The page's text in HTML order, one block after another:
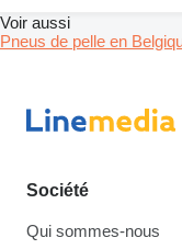
Voir aussi
Pneus de pelle en
Société
Qui sommes-nous